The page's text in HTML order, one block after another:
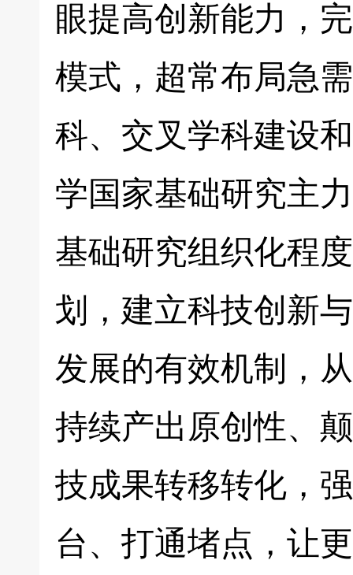
眼提高创新能力，
模式，超常布局急
科、交叉学科建设
学国家基础研究主
基础研究组织化程
划，建立科技创新
发展的有效机制，
持续产出原创性、
技成果转移转化，
台、打通堵点，让